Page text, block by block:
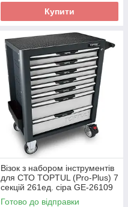
Купити
Візок з набором інструментів
для СТО TOPTUL (Pro-Plus) 7
секцій 261ед. сіра GE-26109
Готово до відправки